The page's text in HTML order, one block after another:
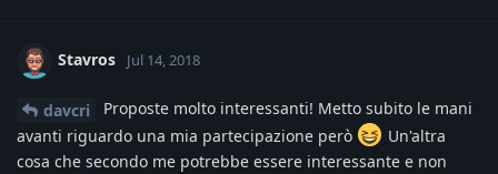
Stavros Jul 14, 2018
davcri
Proposte molto interessanti! Metto subito le mani
avanti riguardo una mia partecipazione però
Un'altra
cosa che secondo me potrebbe essere interessante e non